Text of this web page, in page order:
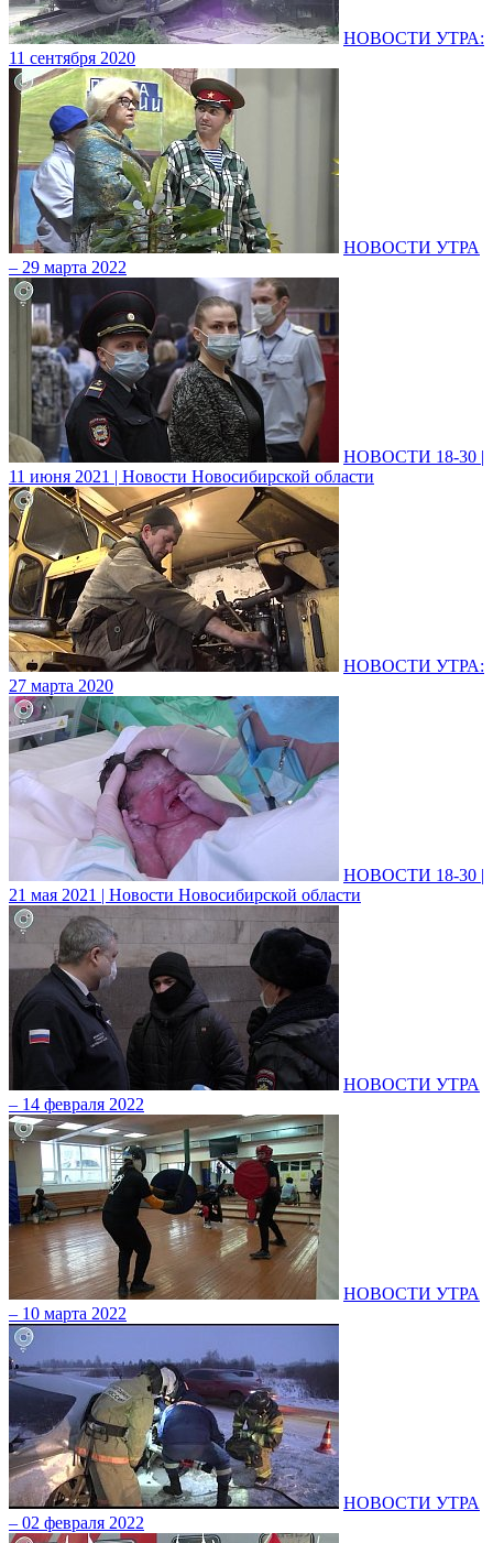
НОВОСТИ УТРА:
11 сентября 2020
НОВОСТИ УТРА
– 29 марта 2022
НОВОСТИ 18-30 |
11 июня 2021 | Новости Новосибирской области
НОВОСТИ УТРА:
27 марта 2020
НОВОСТИ 18-30 |
21 мая 2021 | Новости Новосибирской области
НОВОСТИ УТРА
– 14 февраля 2022
НОВОСТИ УТРА
– 10 марта 2022
НОВОСТИ УТРА
– 02 февраля 2022